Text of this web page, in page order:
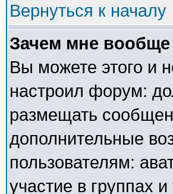
Вернуться к началу
Зачем мне вообще
Вы можете этого и
настроил форум:
размещать
дополнительные
пользователям:
участие в группах